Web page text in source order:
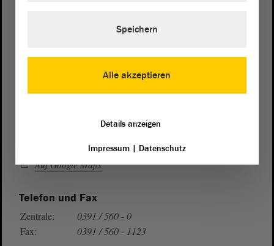
von Sachsen-Anhalt
Wegbeschreibung
Auf Google Maps
Telefon und Fax
Zentrale:
0391 / 560 - 0
Fax:
0391 / 560 - 1123
Alle akzeptieren
Speichern
Details anzeigen
Impressum| Datenschutz